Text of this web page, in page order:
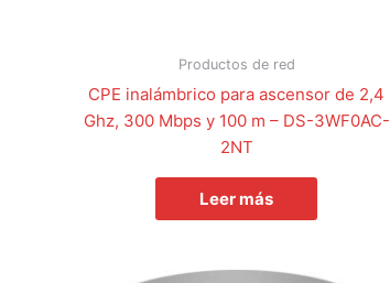
Productos de red
CPE inalámbrico para ascensor de 2,4
Ghz, 300 Mbps y 100 m – DS-3WF0AC-
2NT
Leer más